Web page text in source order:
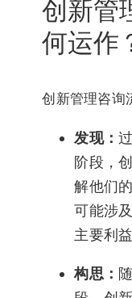
创新管
何运作
创新管理咨询
发现：
阶段，
解他们
可能涉
主要利
构思：